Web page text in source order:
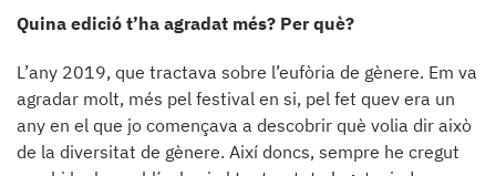
Quina edició t’ha agradat més? Per què?
L’any 2019, que tractava sobre l’eufòria de gènere. Em va
agradar molt, més pel festival en si, pel fet quev era un
any en el que jo començava a descobrir què volia dir això
de la diversitat de gènere. Així doncs, sempre he cregut